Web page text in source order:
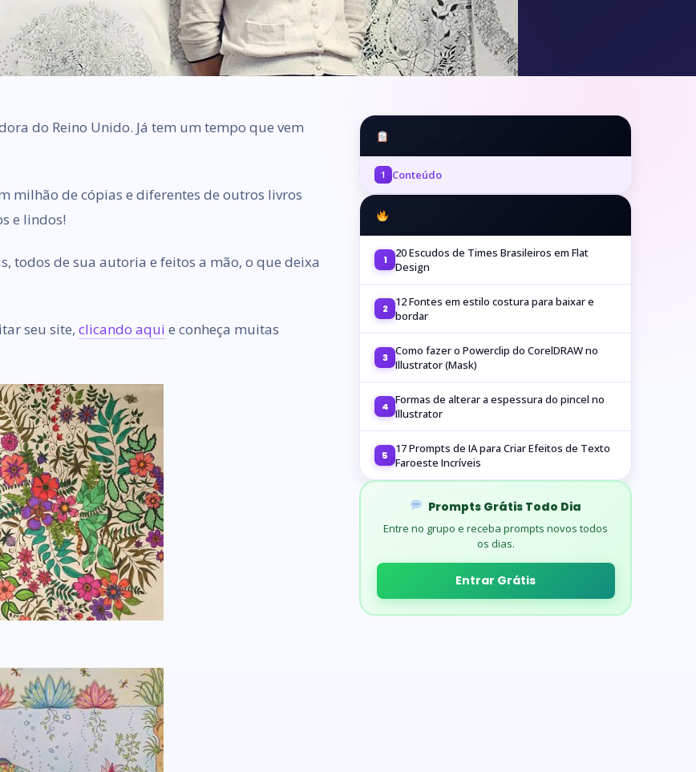
do Reino Unido. Já tem um tempo que vem
milhão de cópias e diferentes de outros livros
e lindos!
todos de sua autoria e feitos a mão, o que deixa
seu site, clicando aqui e conheça muitas
1 Conteúdo
1
20 Escudos de Times Brasileiros em Flat
Design
2
12 Fontes em estilo costura para baixar e
bordar
3 Como fazer o Powerclip do CorelDRAW no
Illustrator (Mask)
4 Formas de alterar a espessura do pincel no
Illustrator
5
17 Prompts de IA para Criar Efeitos de Texto
Faroeste Incríveis
Prompts Grátis Todo Dia
Entre no grupo e receba prompts novos todos
os dias.
Entrar Grátis